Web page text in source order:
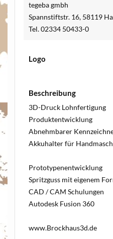
tegeba gmbh
Spannstiftstr. 16, 58119
Tel. 02334 50433-0
Logo
Beschreibung
3D-Druck Lohnfertigung
Produktentwicklung
Abnehmbarer
Akkuhalter für
Prototypenentwicklung
Spritzguss mit eigenem
CAD / CAM Schulungen
Autodesk Fusion 360
www.Brockhaus3d.de